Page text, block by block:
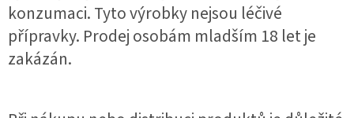
konzumaci. Tyto výrobky nejsou léčivé
přípravky. Prodej osobám mladším 18 let je
zakázán.